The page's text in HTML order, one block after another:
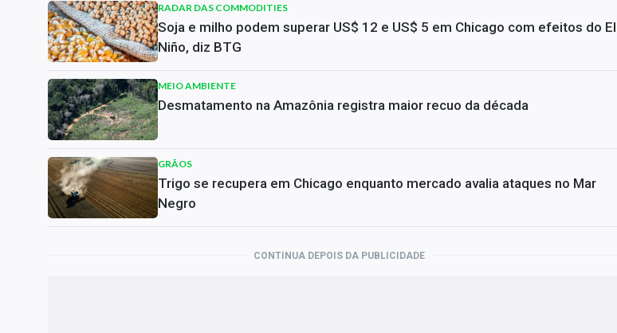
RADAR DAS COMMODITIES
Soja e milho podem superar US$ 12 e US$ 5 em Chicago com efeitos do El
Niño, diz BTG
MEIO AMBIENTE
Desmatamento na Amazônia registra maior recuo da década
GRÃOS
Trigo se recupera em Chicago enquanto mercado avalia ataques no Mar
Negro
CONTINUA DEPOIS DA PUBLICIDADE